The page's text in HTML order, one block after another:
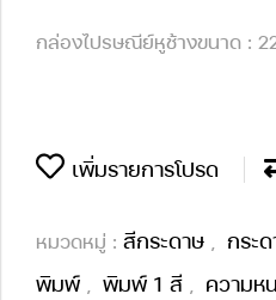
กล่องไปรษณีย์หูช้างขนาด :
เพิ่มรายการโปรด
หมวดหมู่ : สีกระดาษ , กระ
พิมพ์ , พิมพ์ 1 สี , ความห